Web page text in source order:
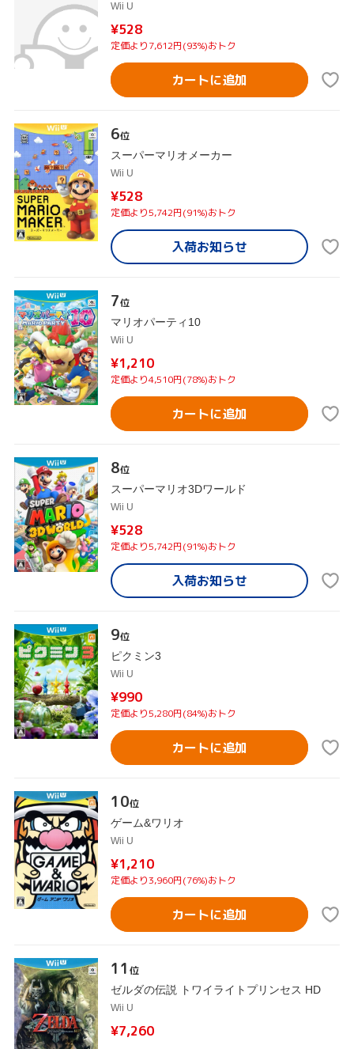
Wii U
¥528
定価より7,612円(93%)おトク
カートに追加
6位
スーパーマリオメーカー
Wii U
¥528
定価より5,742円(91%)おトク
入荷お知らせ
7位
マリオパーティ10
Wii U
¥1,210
定価より4,510円(78%)おトク
カートに追加
8位
スーパーマリオ3Dワールド
Wii U
¥528
定価より5,742円(91%)おトク
入荷お知らせ
9位
ピクミン3
Wii U
¥990
定価より5,280円(84%)おトク
カートに追加
10位
ゲーム&ワリオ
Wii U
¥1,210
定価より3,960円(76%)おトク
カートに追加
11 位
ゼルダの伝説 トワイライトプリンセス HD
Wii U
¥7,260